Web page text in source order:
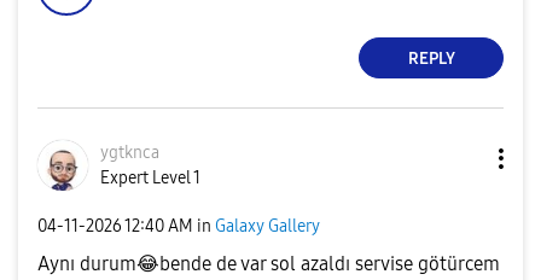
REPLY
ygtknca
Expert Level 1
‎04-11-202612:40 AM in Galaxy Gallery
Aynı durum😂bende de var sol azaldı servise götürcem